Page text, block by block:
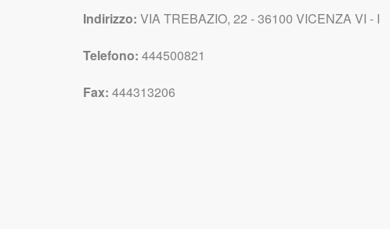
Indirizzo: VIA TREBAZIO, 22 - 36100 VICENZA VI - I
Telefono: 444500821
Fax: 444313206